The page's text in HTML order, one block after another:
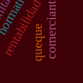
rentabilidadcomerciantes
queque